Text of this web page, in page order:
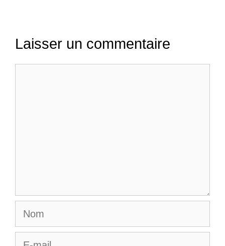
Laisser un commentaire
Nom
E-